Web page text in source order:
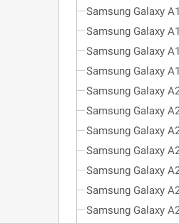
Samsung Galaxy
Samsung Galaxy
Samsung Galaxy
Samsung Galaxy
Samsung Galaxy
Samsung Galaxy
Samsung Galaxy
Samsung Galaxy
Samsung Galaxy
Samsung Galaxy
Samsung Galaxy